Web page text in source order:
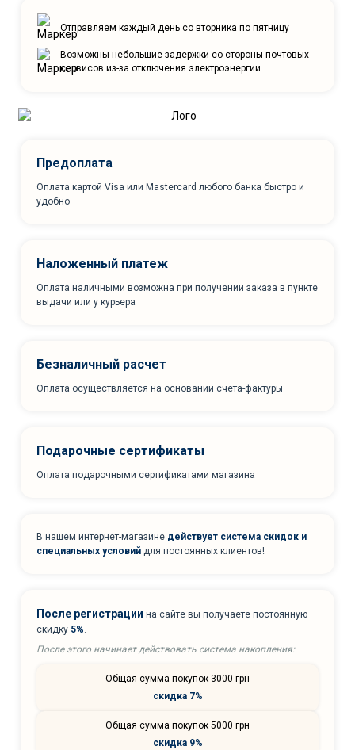
Отправляем каждый день со вторника по пятницу
Возможны небольшие задержки со стороны почтовых
сервисов из-за отключения электроэнергии
Предоплата
Оплата картой Visa или Mastercard любого банка быстро и
удобно
Наложенный платеж
Оплата наличными возможна при получении заказа в пункте
выдачи или у курьера
Безналичный расчет
Оплата осуществляется на основании счета-фактуры
Подарочные сертификаты
Оплата подарочными сертификатами магазина
В нашем интернет-магазине действует система скидок и
специальных условий для постоянных клиентов!
После регистрации на сайте вы получаете постоянную
скидку 5%.
После этого начинает действовать система накопления:
Общая сумма покупок 3000 грн
скидка 7%
Общая сумма покупок 5000 грн
скидка 9%